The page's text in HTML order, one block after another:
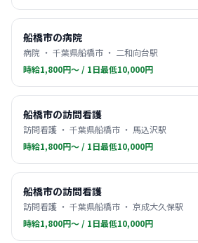
船橋市の病院
病院 ・ 千葉県船橋市 ・ 二和向台駅
時給1,800円〜 / 1日最低10,000円
船橋市の訪問看護
訪問看護 ・ 千葉県船橋市 ・ 馬込沢駅
時給1,800円〜 / 1日最低10,000円
船橋市の訪問看護
訪問看護 ・ 千葉県船橋市 ・ 京成大久保駅
時給1,800円〜 / 1日最低10,000円